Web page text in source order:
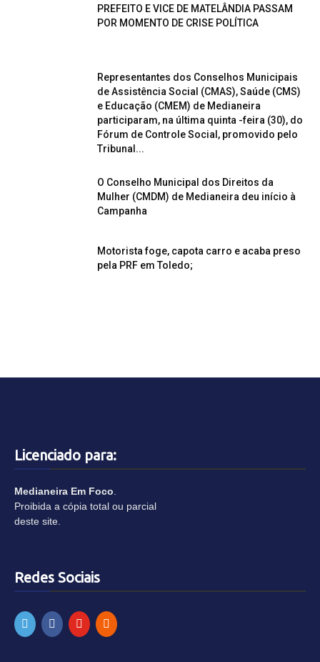
PREFEITO E VICE DE MATELÂNDIA PASSAM
POR MOMENTO DE CRISE POLÍTICA
Representantes dos Conselhos Municipais
de Assistência Social (CMAS), Saúde (CMS)
e Educação (CMEM) de Medianeira
participaram, na última quinta -feira (30), do
Fórum de Controle Social, promovido pelo
Tribunal...
O Conselho Municipal dos Direitos da
Mulher (CMDM) de Medianeira deu início à
Campanha
Motorista foge, capota carro e acaba preso
pela PRF em Toledo;
Licenciado para:
Medianeira Em Foco
Proibida a cópia total ou parcial
deste site.
Redes Sociais